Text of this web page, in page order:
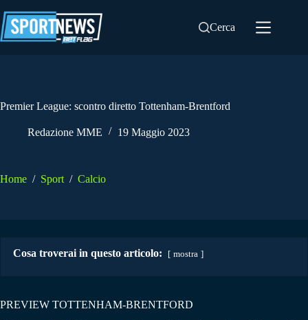
al
contenuto
Cerca
Premier League: scontro diretto Tottenham-Brentford
Redazione MME 19 Maggio 2023
Home / Sport / Calcio
Cosa troverai in questo articolo: mostra
PREVIEW TOTTENHAM-BRENTFORD